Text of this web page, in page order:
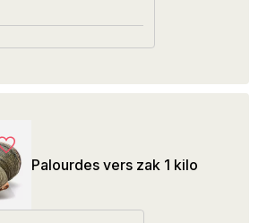
Palourdes vers zak 1 kilo